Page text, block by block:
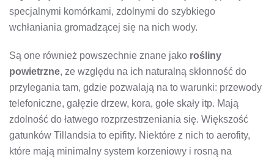
specjalnymi komórkami, zdolnymi do szybkiego
wchłaniania gromadzącej się na nich wody.
Są one również powszechnie znane jako rośliny
powietrzne, ze względu na ich naturalną skłonność do
przylegania tam, gdzie pozwalają na to warunki: przewody
telefoniczne, gałęzie drzew, kora, gołe skały itp. Mają
zdolność do łatwego rozprzestrzeniania się. Większość
gatunków Tillandsia to epifity. Niektóre z nich to aerofity,
które mają minimalny system korzeniowy i rosną na